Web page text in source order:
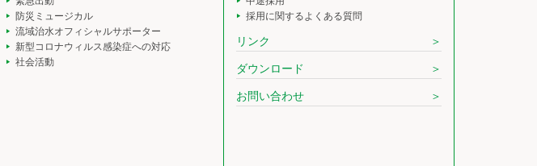
防災ミュージカル
流域治水オフィシャルサポーター
新型コロナウィルス感染症への対応
社会活動
採用に関するよくある質問
リンク
ダウンロード
お問い合わせ